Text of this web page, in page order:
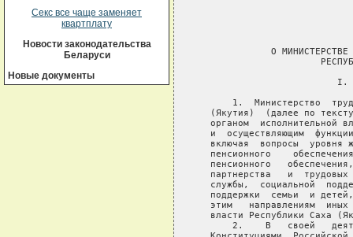
Секс все чаще заменяет
квартплату
Новости законодательства
Беларуси
Новые документы